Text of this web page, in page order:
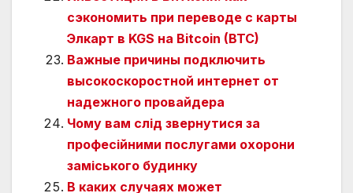
сэкономить при переводе с карты
Элкарт в KGS на Bitcoin (BTC)
Важные причины подключить
высокоскоростной интернет от
надежного провайдера
Чому вам слід звернутися за
професійними послугами охорони
заміського будинку
В каких случаях может